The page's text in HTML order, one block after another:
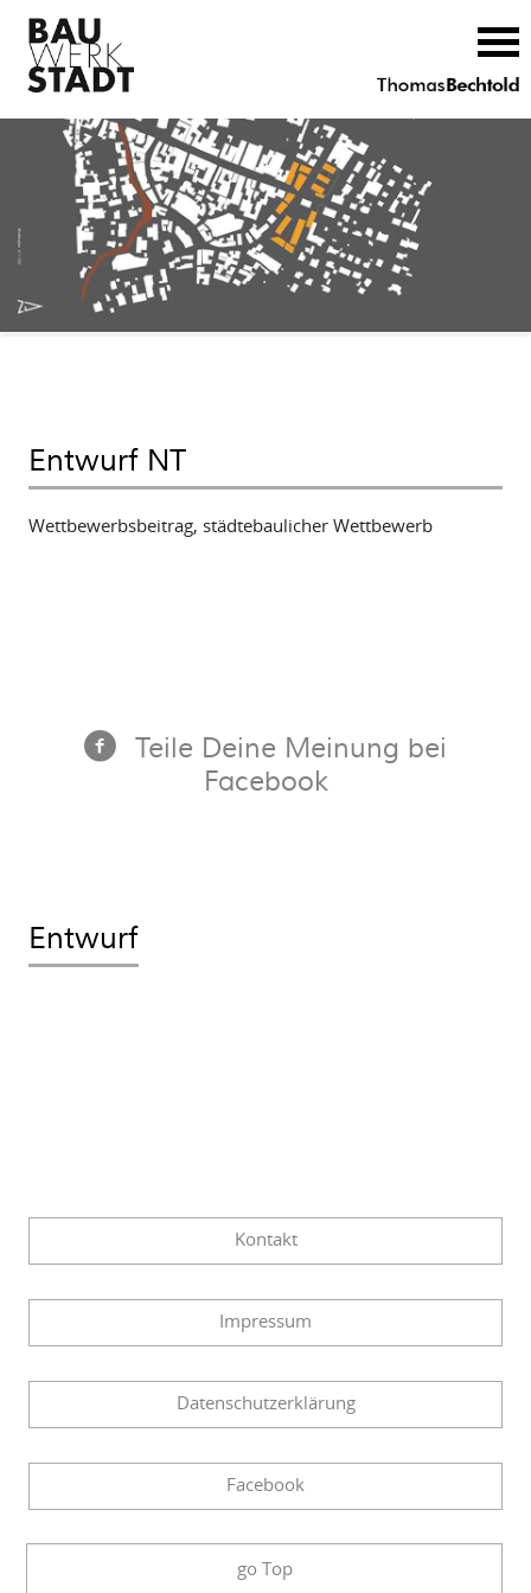
Entwurf NT
Wettbewerbsbeitrag, städtebaulicher Wettbewerb
Teile Deine Meinung bei
Facebook
Entwurf
Kontakt
Impressum
Datenschutzerklärung
Facebook